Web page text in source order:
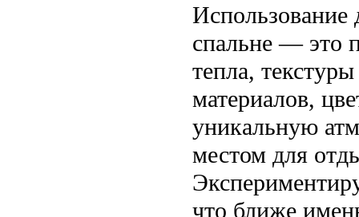
Использование
спальне — это
тепла,
материалов,
уникальную
местом для
что ближе